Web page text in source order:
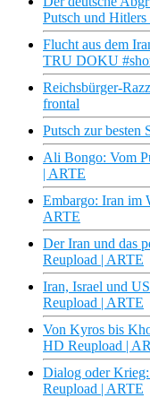
Putsch und
Flucht aus dem
TRU DOKU
Reichsbürger-
frontal
Putsch zur besten
Ali Bongo: Vom
| ARTE
Embargo: Iran im
ARTE
Der Iran und das
Reupload | ARTE
Iran, Israel und
Reupload | ARTE
Von Kyros bis
HD Reupload |
Dialog oder
Reupload | ARTE